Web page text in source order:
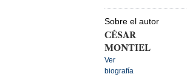
Sobre el autor
CÉSAR
MONTIEL
Ver
biografía